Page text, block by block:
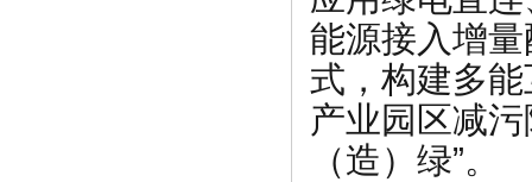
能源接入增
式，构建多
产业园区减
（造）绿”。